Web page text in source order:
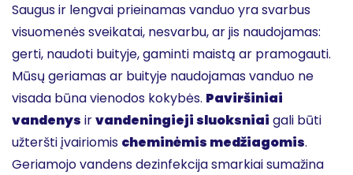
Saugus ir lengvai prieinamas vanduo yra svarbus
visuomenės sveikatai, nesvarbu, ar jis naudojamas:
gerti, naudoti buityje, gaminti maistą ar pramogauti.
Mūsų geriamas ar buityje naudojamas vanduo ne
visada būna vienodos kokybės. Paviršiniai
vandenys irvandeningieji sluoksniai gali būti
užteršti įvairiomis cheminėmis medžiagomis.
Geriamojo vandens dezinfekcija smarkiai sumažina